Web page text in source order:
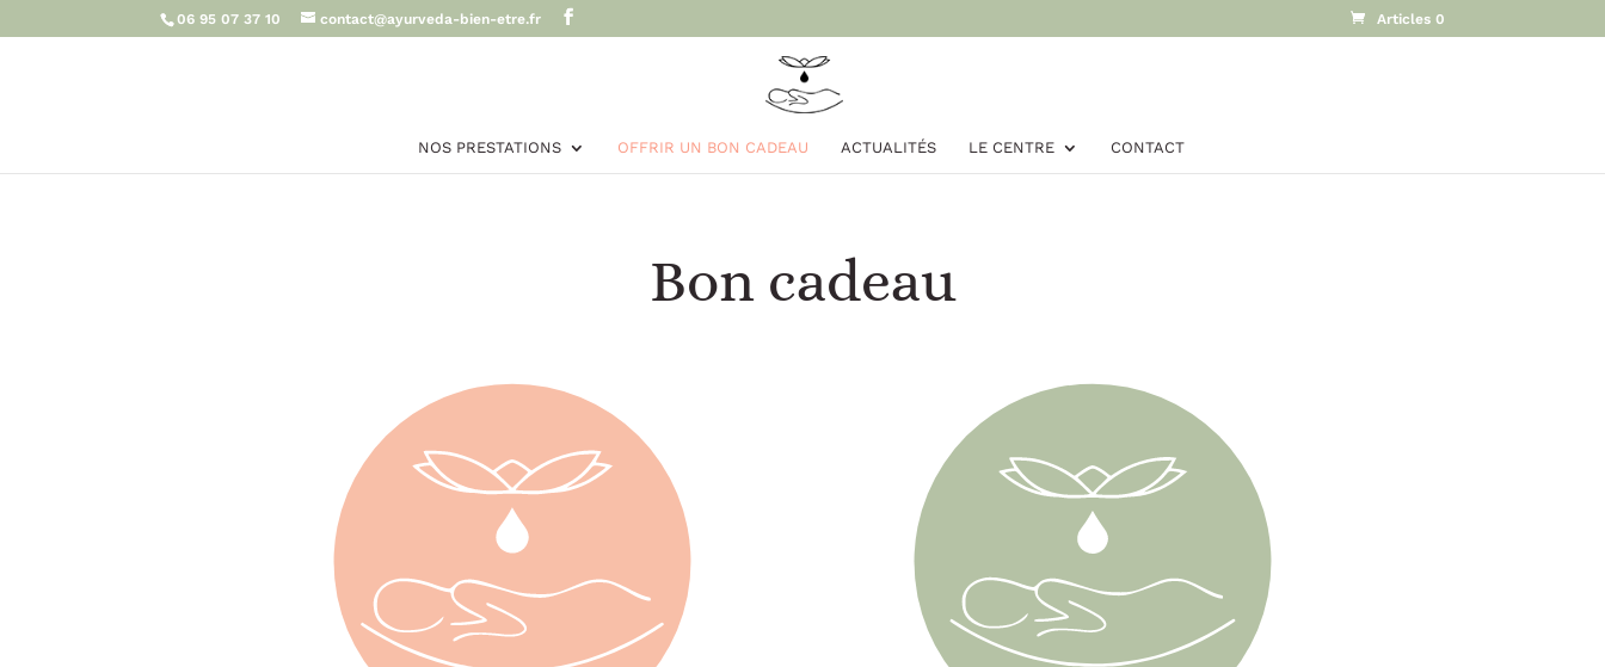
06 95 07 37 10 contact@ayurveda-bien-etre.fr Articles 0
NOS PRESTATIONS OFFRIR UN BON CADEAU ACTUALITÉS LE CENTRE CONTACT
Bon cadeau